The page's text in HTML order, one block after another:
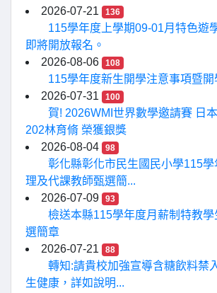
2026-07-21 136
115學年度上學期09-01月特色遊
即將開放報名。
2026-08-06
108
115學年度新生開學注意事項暨
2026-07-31
100
賀! 2026WMI世界數學邀請賽 日
202林育脩 榮獲銀獎
2026-08-04
98
彰化縣彰化市民生國民小學115
理及代課教師甄選簡...
2026-07-09
93
檢送本縣115學年度月薪制特教
選簡章
2026-07-21
88
轉知:請貴校加強宣導含糖飲料禁
生健康，詳如說明...